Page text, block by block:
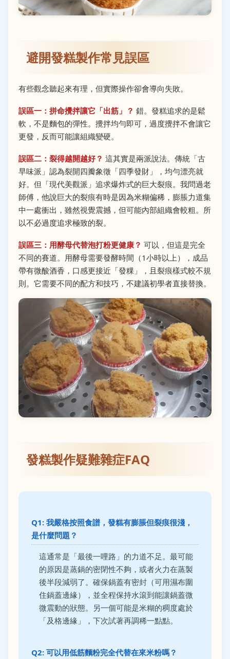
避開發糕製作常見誤區
有些觀念聽起來有理，但實際操作卻會導向失敗。
誤區一：拼命攪拌讓它「出筋」？ 錯。發糕追求的是鬆
軟，不是麵包的彈性。攪拌均勻即可，過度攪拌不會讓它
更發，反而可能讓組織變硬。
誤區二：裂得越開越好？ 這其實是兩派說法。傳統「古
早味派」認為裂開四瓣象徵「四季發財」，均勻漂亮就
好。但「現代美觀派」追求爆炸式的巨大裂痕。我問過老
師傅，他說巨大的裂痕有時是因為米糊偏稀，膨脹力道集
中一處衝出，雖然視覺震撼，但可能內部組織會較粗。所
以不必過度追求極致的裂。
誤區三：用酵母代替泡打粉更健康？ 可以，但這是完全
不同的賽道。用酵母需要發酵時間（1小時以上），成品
帶有微酸酒香，口感更接近「發粿」，且裂痕樣式較不規
則。它需要不同的配方和技巧，不建議初學者直接替換。
發糕製作疑難雜症FAQ
Q1: 我嚴格按照食譜，發糕有膨脹但裂痕很淺，
是什麼問題？
這通常是「最後一哩路」的力道不足。最可能
的原因是蒸鍋的密閉性不夠，或者火力在蒸製
後半段減弱了。確保鍋蓋有密封（可用濕布圍
住鍋蓋邊緣），並全程保持水滾到能讓鍋蓋微
微震動的狀態。另一個可能是米糊的稠度處於
「及格邊緣」，下次試著再調稀一點點。
Q2: 可以用低筋麵粉完全代替在來米粉嗎？